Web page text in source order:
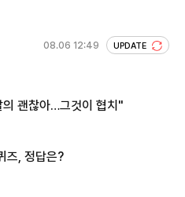
08.06 12:49 UPDATE
괜찮아…그것이 협치"
즈, 정답은?